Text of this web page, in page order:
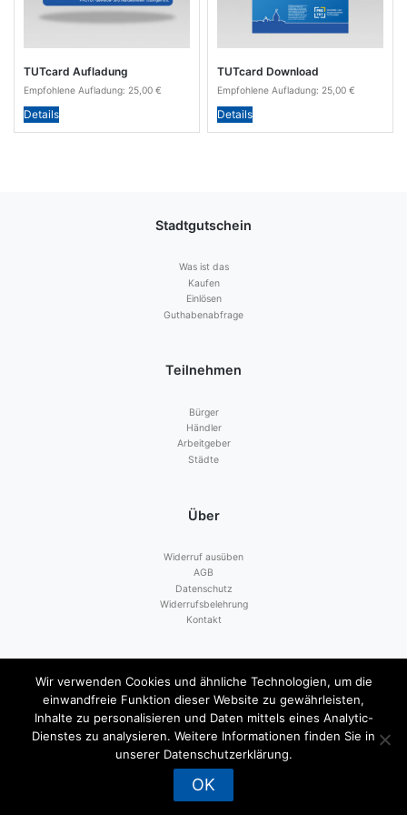
TUTcard Aufladung
Empfohlene Aufladung: 25,00 €
Details
TUTcard Download
Empfohlene Aufladung: 25,00€
Details
Stadtgutschein
Was ist das
Kaufen
Einlösen
Guthabenabfrage
Teilnehmen
Bürger
Händler
Arbeitgeber
Städte
Über
Widerruf ausüben
AGB
Datenschutz
Widerrufsbelehrung
Kontakt
Zahlen mit
TUTcard - Tuttlingen Stadtgutschein |Impressum
Wir verwenden Cookies und ähnliche Technologien, um die
einwandfreie Funktion dieser Website zu gewährleisten,
Inhalte zu personalisieren und Daten mittels eines Analytic-
Dienstes zu analysieren. Weitere Informationen finden Sie in
unserer Datenschutzerklärung.
OK